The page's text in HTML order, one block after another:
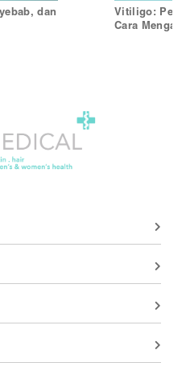
dan
Vitiligo:
Cara